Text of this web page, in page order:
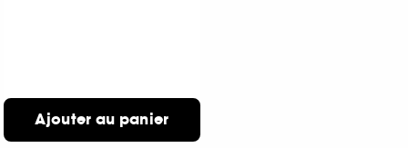
Ajouter au panier